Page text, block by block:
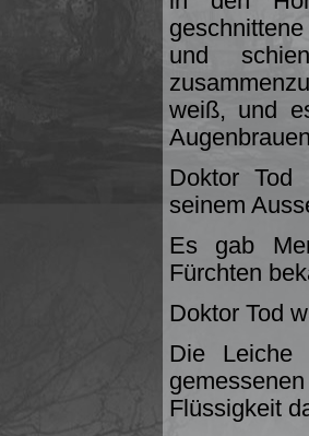
und
weiß, und
Doktor Tod
seinem
Es gab
Fürchten
Doktor Tod
Die Leiche
Flüssigkeit